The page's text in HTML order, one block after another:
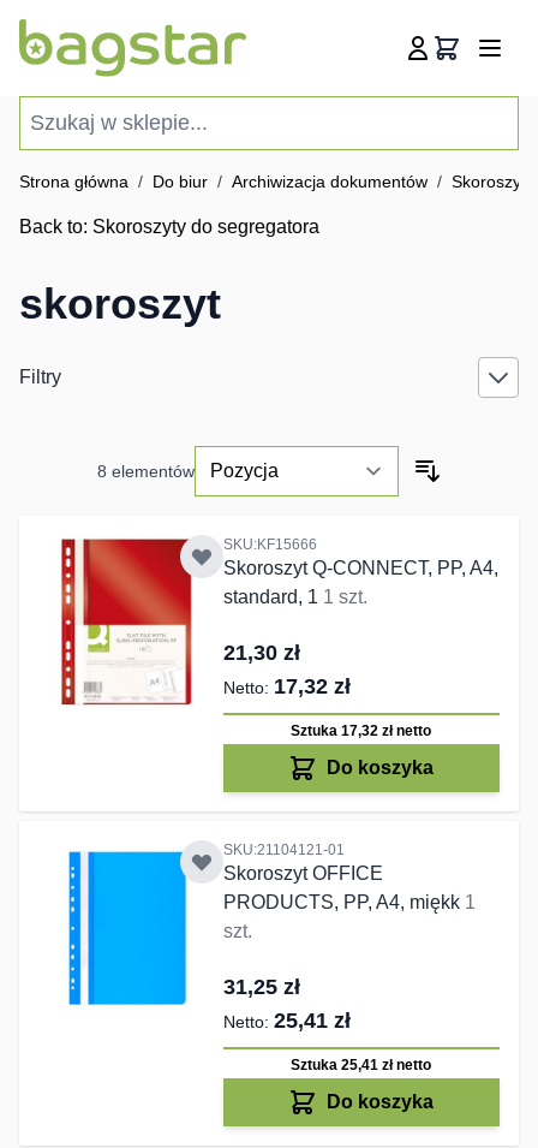
Koszyk
Strona główna / Do biur / Archiwizacja dokumentów /
Back to: Skoroszyty do segregatora
skoroszyt
Filtry
8 elementów
SKU:KF15666
Skoroszyt Q-CONNECT, PP, A4,
standard, 1 1 szt.
21,30 zł
17,32 zł
Sztuka 17,32 złnetto
Do koszyka
SKU:21104121-01
Skoroszyt OFFICE
PRODUCTS, PP, A4, miękk 1
szt.
31,25 zł
25,41 zł
Sztuka 25,41 złnetto
Do koszyka